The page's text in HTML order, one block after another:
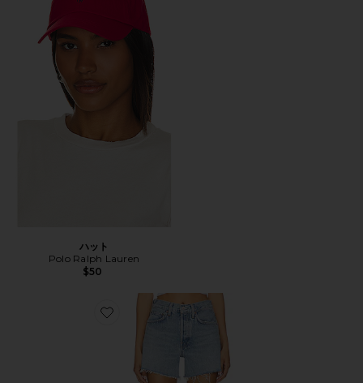
ハット
Polo Ralph Lauren
$50
Favorite PARKER ショートパンツ